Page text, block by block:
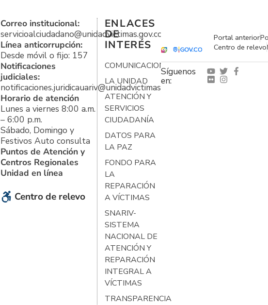
Correo institucional:
servicioalciudadano@unidadvictimas.gov.co
Línea anticorrupción:
Desde móvil o fijo: 157
Notificaciones
judiciales:
notificaciones.juridicauariv@unidadvictimas.gov.co
Horario de atención
Lunes a viernes 8:00 a.m.
– 6:00 p.m.
Sábado, Domingo y
Festivos Auto consulta
Puntos de Atención y
Centros Regionales
Unidad en línea
Centro de relevo
ENLACES
DE
INTERÉS
COMUNICACIONES
LA UNIDAD
ATENCIÓN Y
SERVICIOS
CIUDADANÍA
DATOS PARA
LA PAZ
FONDO PARA
LA
REPARACIÓN
A VÍCTIMAS
SNARIV-
SISTEMA
NACIONAL DE
ATENCIÓN Y
REPARACIÓN
INTEGRAL A
VÍCTIMAS
TRANSPARENCIA
Portal anterior
Centro de relevo
Síguenos
en: